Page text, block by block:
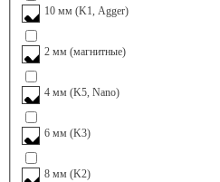
10 мм (K1, Agger)
2 мм (магнитные)
4 мм (K5, Nano)
6 мм (K3)
8 мм (K2)